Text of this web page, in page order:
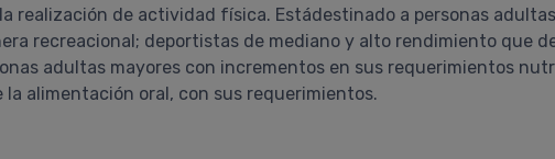
realización de actividad física. Estádestinado a personas
recreacional; deportistas de mediano y alto rendimiento que
adultas mayores con incrementos en sus requerimientos
alimentación oral, con sus requerimientos.